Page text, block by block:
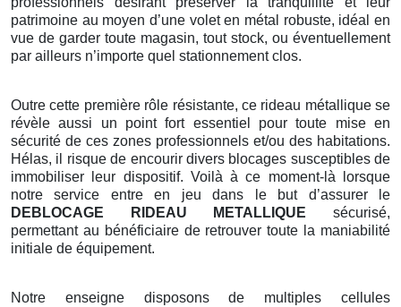
patrimoine au moyen d’une volet en métal robuste, idéal en
vue de garder toute magasin, tout stock, ou éventuellement
par ailleurs n’importe quel stationnement clos.
Outre cette première rôle résistante, ce rideau métallique se
révèle aussi un point fort essentiel pour toute mise en
sécurité de ces zones professionnels et/ou des habitations.
Hélas, il risque de encourir divers blocages susceptibles de
immobiliser leur dispositif. Voilà à ce moment-là lorsque
notre service entre en jeu dans le but d’assurer le
DEBLOCAGE RIDEAU METALLIQUE sécurisé,
permettant au bénéficiaire de retrouver toute la maniabilité
initiale de équipement.
Notre enseigne disposons de multiples cellules